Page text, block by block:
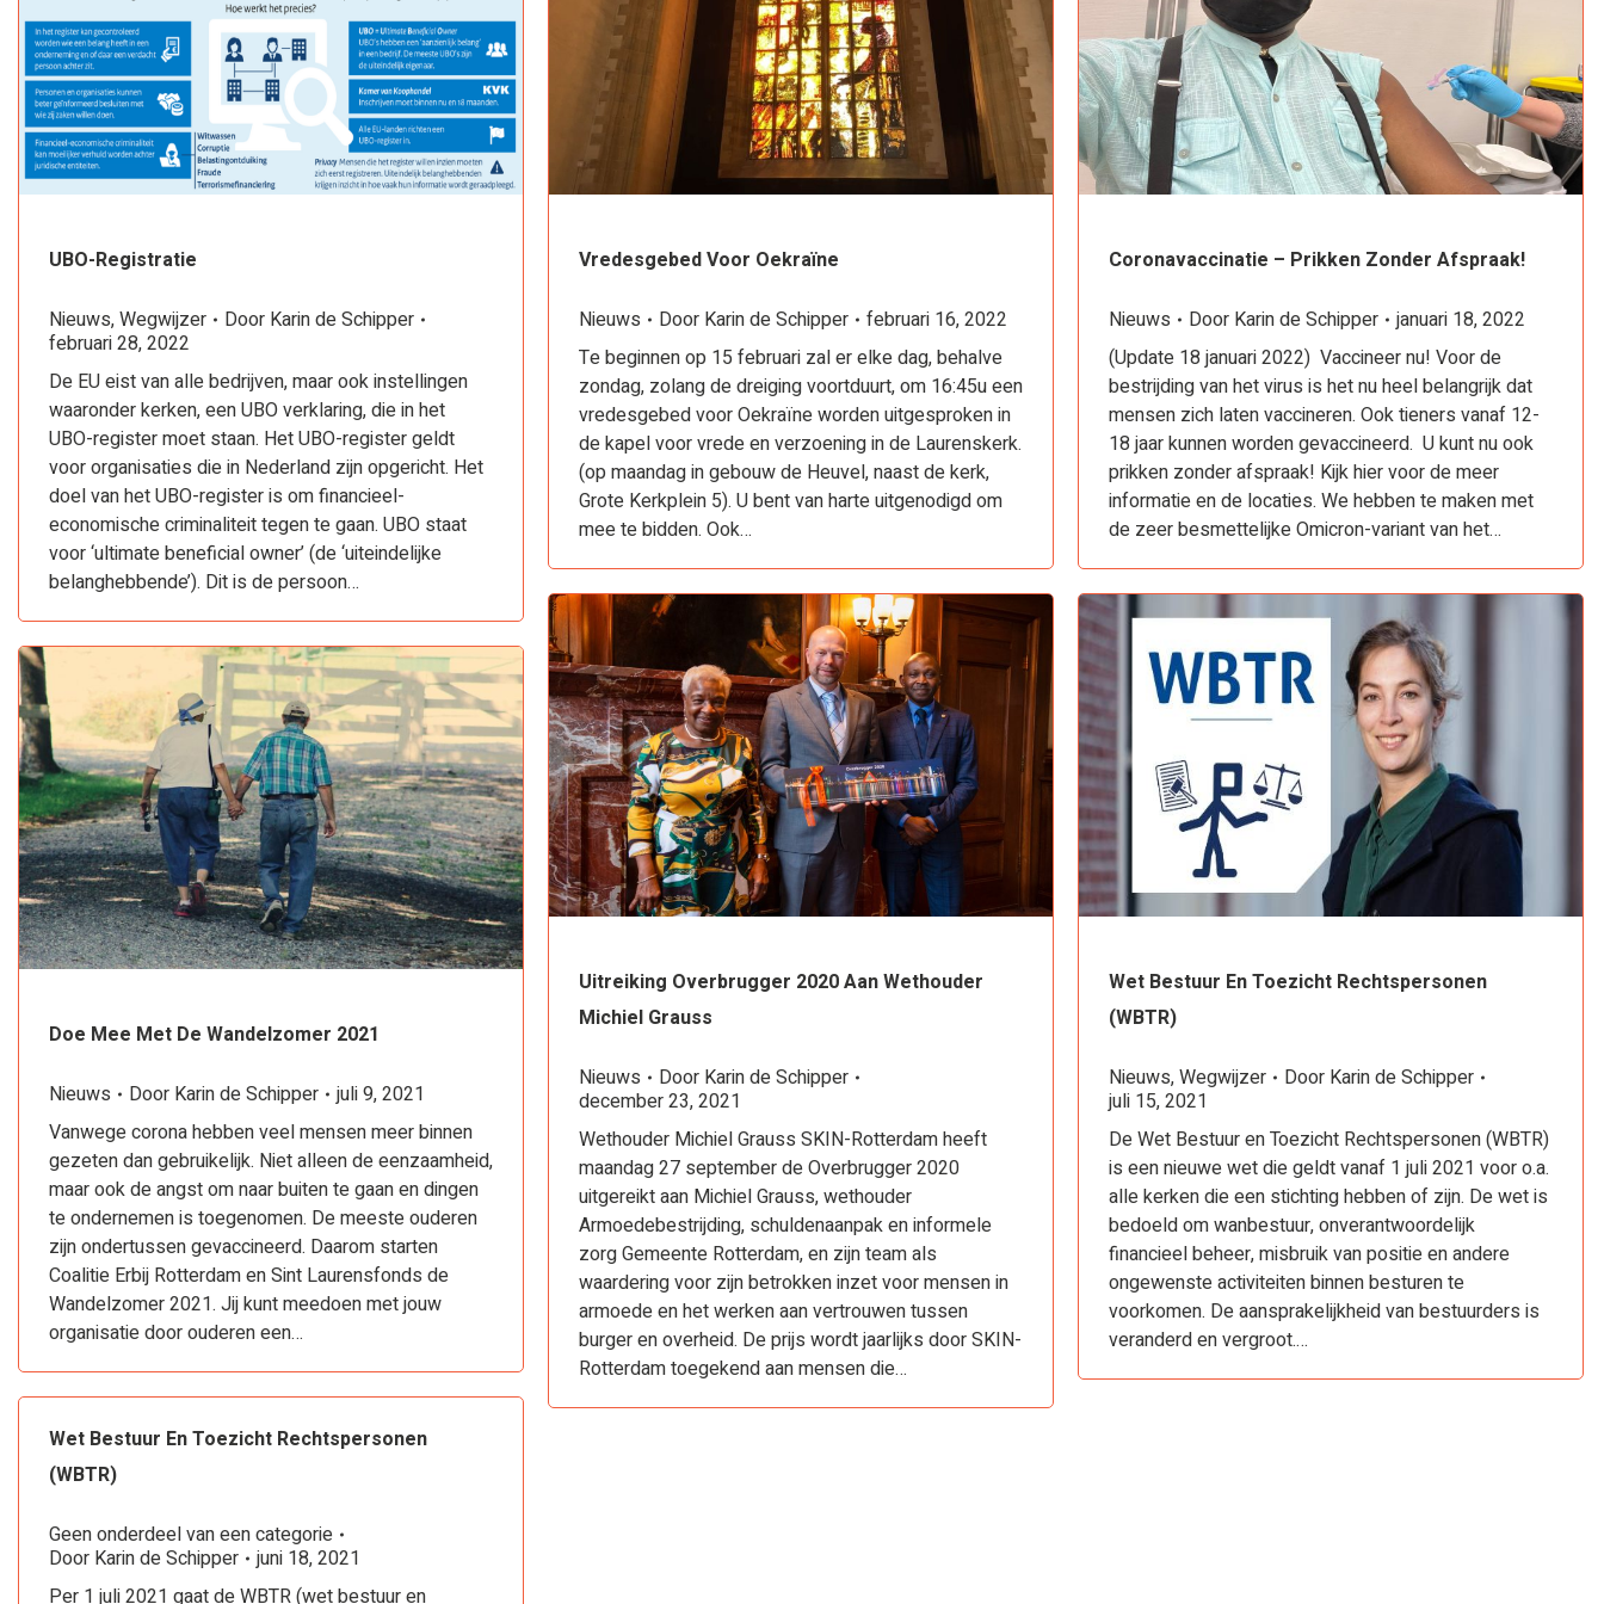
UBO-Registratie
Nieuws,Wegwijzer Door Karin de Schipper
februari 28, 2022
De EU eist van alle bedrijven, maar ook instellingen
waaronder kerken, een UBO verklaring, die in het
UBO-register moet staan. Het UBO-register geldt
voor organisaties die in Nederland zijn opgericht. Het
doel van het UBO-register is om financieel-
economische criminaliteit tegen te gaan. UBO staat
voor ‘ultimate beneficial owner’ (de ‘uiteindelijke
belanghebbende’). Dit is de persoon…
Vredesgebed Voor Oekraïne
Nieuws Door Karin de Schipper
februari 16, 2022
Te beginnen op 15 februari zal er elke dag, behalve
zondag, zolang de dreiging voortduurt, om 16:45u een
vredesgebed voor Oekraïne worden uitgesproken in
de kapel voor vrede en verzoening in de Laurenskerk.
(op maandag in gebouw de Heuvel, naast de kerk,
Grote Kerkplein 5). U bent van harte uitgenodigd om
mee te bidden. Ook…
Coronavaccinatie – Prikken Zonder Afspraak!
Nieuws Door Karin de Schipper
januari 18, 2022
(Update 18 januari 2022) Vaccineer nu! Voor de
bestrijding van het virus is het nu heel belangrijk dat
mensen zich laten vaccineren. Ook tieners vanaf 12-
18 jaar kunnen worden gevaccineerd. U kunt nu ook
prikken zonder afspraak! Kijk hier voor de meer
informatie en de locaties. We hebben te maken met
de zeer besmettelijke Omicron-variant van het…
Uitreiking Overbrugger 2020 Aan Wethouder
Michiel Grauss
Nieuws Door Karin de Schipper
december 23, 2021
Wethouder Michiel Grauss SKIN-Rotterdam heeft
maandag 27 september de Overbrugger 2020
uitgereikt aan Michiel Grauss, wethouder
Armoedebestrijding, schuldenaanpak en informele
zorg Gemeente Rotterdam, en zijn team als
waardering voor zijn betrokken inzet voor mensen in
armoede en het werken aan vertrouwen tussen
burger en overheid. De prijs wordt jaarlijks door SKIN-
Rotterdam toegekend aan mensen die…
Wet Bestuur En Toezicht Rechtspersonen
(WBTR)
Nieuws,Wegwijzer Door Karin de Schipper
juli 15, 2021
De Wet Bestuur en Toezicht Rechtspersonen (WBTR)
is een nieuwe wet die geldt vanaf 1 juli 2021 voor o.a.
alle kerken die een stichting hebben of zijn. De wet is
bedoeld om wanbestuur, onverantwoordelijk
financieel beheer, misbruik van positie en andere
ongewenste activiteiten binnen besturen te
voorkomen. De aansprakelijkheid van bestuurders is
veranderd en vergroot.…
Doe Mee Met De Wandelzomer 2021
Nieuws Door Karin de Schipper
juli 9, 2021
Vanwege corona hebben veel mensen meer binnen
gezeten dan gebruikelijk. Niet alleen de eenzaamheid,
maar ook de angst om naar buiten te gaan en dingen
te ondernemen is toegenomen. De meeste ouderen
zijn ondertussen gevaccineerd. Daarom starten
Coalitie Erbij Rotterdam en Sint Laurensfonds de
Wandelzomer 2021. Jij kunt meedoen met jouw
organisatie door ouderen een…
Wet Bestuur En Toezicht Rechtspersonen
(WBTR)
Geen onderdeel van een categorie
Door Karin de Schipper
juni 18, 2021
Per 1 juli 2021 gaat de WBTR (wet bestuur en